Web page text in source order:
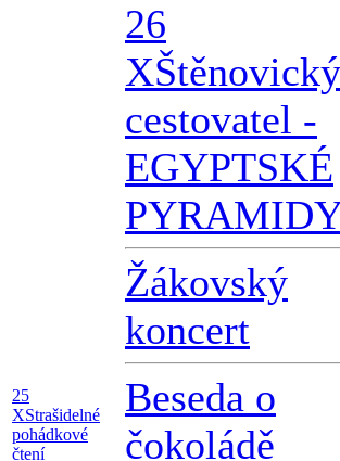
25
XStrašidelné
pohádkové
čtení
26
XŠtěnovický
cestovatel -
EGYPTSKÉ
Žákovský
koncert
Beseda o
čokoládě